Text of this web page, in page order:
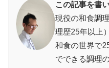
この記事を書
現役の和食調
理歴25年以上）
和食の世界で
でできる調理